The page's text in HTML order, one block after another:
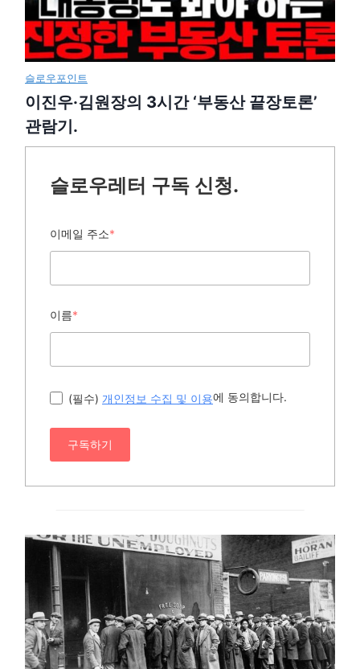
슬로우포인트
이진우·김원장의 3시간 ‘부동산 끝장토론’
관람기.
슬로우레터 구독 신청.
이메일 주소*
이름*
(필수) 개인정보 수집 및 이용에 동의합니다.
구독하기